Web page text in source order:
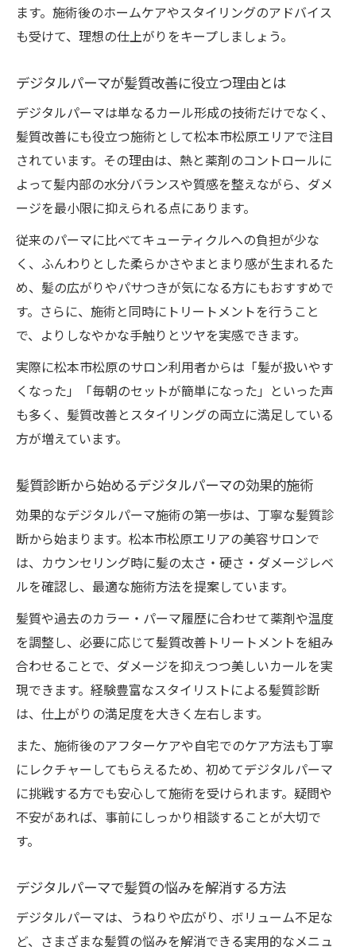
ます。施術後のホームケアやスタイリングのアドバイス
も受けて、理想の仕上がりをキープしましょう。
デジタルパーマが髪質改善に役立つ理由とは
デジタルパーマは単なるカール形成の技術だけでなく、
髪質改善にも役立つ施術として松本市松原エリアで注目
されています。その理由は、熱と薬剤のコントロールに
よって髪内部の水分バランスや質感を整えながら、ダメ
ージを最小限に抑えられる点にあります。
従来のパーマに比べてキューティクルへの負担が少な
く、ふんわりとした柔らかさやまとまり感が生まれるた
め、髪の広がりやパサつきが気になる方にもおすすめで
す。さらに、施術と同時にトリートメントを行うこと
で、よりしなやかな手触りとツヤを実感できます。
実際に松本市松原のサロン利用者からは「髪が扱いやす
くなった」「毎朝のセットが簡単になった」といった声
も多く、髪質改善とスタイリングの両立に満足している
方が増えています。
髪質診断から始めるデジタルパーマの効果的施術
効果的なデジタルパーマ施術の第一歩は、丁寧な髪質診
断から始まります。松本市松原エリアの美容サロンで
は、カウンセリング時に髪の太さ・硬さ・ダメージレベ
ルを確認し、最適な施術方法を提案しています。
髪質や過去のカラー・パーマ履歴に合わせて薬剤や温度
を調整し、必要に応じて髪質改善トリートメントを組み
合わせることで、ダメージを抑えつつ美しいカールを実
現できます。経験豊富なスタイリストによる髪質診断
は、仕上がりの満足度を大きく左右します。
また、施術後のアフターケアや自宅でのケア方法も丁寧
にレクチャーしてもらえるため、初めてデジタルパーマ
に挑戦する方でも安心して施術を受けられます。疑問や
不安があれば、事前にしっかり相談することが大切で
す。
デジタルパーマで髪質の悩みを解消する方法
デジタルパーマは、うねりや広がり、ボリューム不足な
ど、さまざまな髪質の悩みを解消できる実用的なメニュ